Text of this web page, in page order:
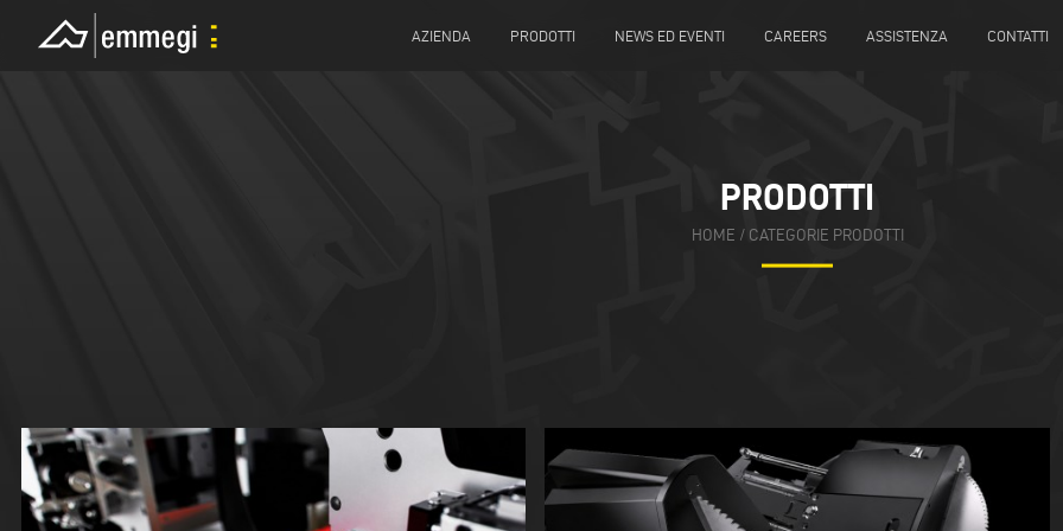
AZIENDA PRODOTTI NEWS ED EVENTI CAREERS ASSISTENZA CONTATTI
PRODOTTI
HOME / CATEGORIE PRODOTTI